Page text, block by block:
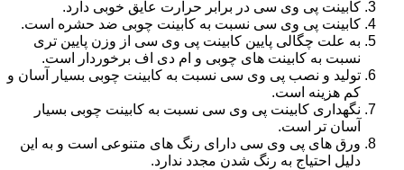
کابینت پی وی سی در برابر حرارت عایق خوبی دارد.
کابینت پی وی سی نسبت به کابینت چوبی ضد حشره است.
به علت چگالی پایین کابینت پی وی سی از وزن پایین تری
نسبت به کابینت های چوبی و ام دی اف برخوردار است.
تولید و نصب پی وی سی نسبت به کابینت چوبی بسیار آسان و
کم هزینه است.
نگهداری کابینت پی وی سی نسبت به کابینت چوبی بسیار
آسان تر است.
ورق های پی وی سی دارای رنگ های متنوعی است و به این
دلیل احتیاج به رنگ شدن مجدد ندارد.